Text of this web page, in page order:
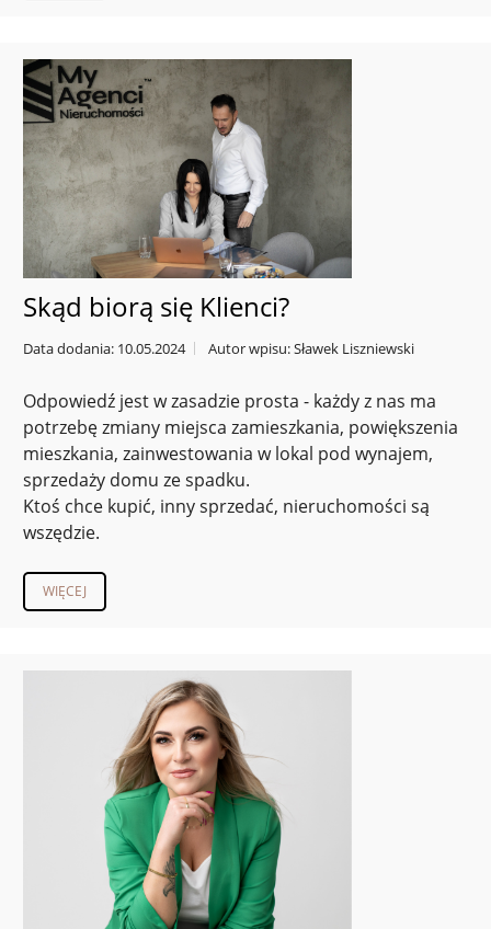
Skąd biorą się Klienci?
Data dodania: 10.05.2024 Autor wpisu: Sławek Liszniewski
Odpowiedź jest w zasadzie prosta - każdy z nas ma
potrzebę zmiany miejsca zamieszkania, powiększenia
mieszkania, zainwestowania w lokal pod wynajem,
sprzedaży domu ze spadku.
Ktoś chce kupić, inny sprzedać, nieruchomości są
wszędzie.
WIĘCEJ